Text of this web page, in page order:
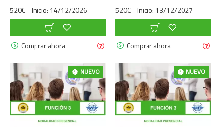
520€ - Inicio: 14/12/2026
Comprar ahora
520€ - Inicio: 13/12/2027
Comprar ahora
NUEVO NUEVO